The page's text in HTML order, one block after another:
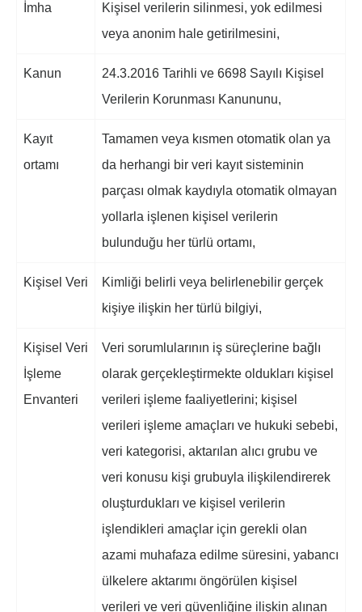
İmha
Kişisel verilerin silinmesi, yok edilmesi
veya anonim hale getirilmesini,
Kanun
24.3.2016 Tarihli ve 6698 Sayılı Kişisel
Verilerin Korunması Kanununu,
Kayıt
ortamı
Tamamen veya kısmen otomatik olan ya
da herhangi bir veri kayıt sisteminin
parçası olmak kaydıyla otomatik olmayan
yollarla işlenen kişisel verilerin
bulunduğu her türlü ortamı,
Kişisel Veri
Kimliği belirli veya belirlenebilir gerçek
kişiye ilişkin her türlü bilgiyi,
Kişisel Veri
İşleme
Envanteri
Veri sorumlularının iş süreçlerine bağlı
olarak gerçekleştirmekte oldukları kişisel
verileri işleme faaliyetlerini; kişisel
verileri işleme amaçları ve hukuki sebebi,
veri kategorisi, aktarılan alıcı grubu ve
veri konusu kişi grubuyla ilişkilendirerek
oluşturdukları ve kişisel verilerin
işlendikleri amaçlar için gerekli olan
azami muhafaza edilme süresini, yabancı
ülkelere aktarımı öngörülen kişisel
verileri ve veri güvenliğine ilişkin alınan